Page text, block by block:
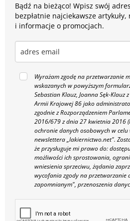
Bądź na bieżąco! Wpisz swój
bezpłatnie najciekawsze
i informacje o promocjach.
Wyrażam zgodę na przetwarzanie
wskazanych w powyższym
Sebastian Klauz, Joanna Sęk-Klauz
Armii Krajowej 86 jako
zgodnie z Rozporządzeniem
2016/679 z dnia 27 kwietnia 2016
ochronie danych osobowych w
newslettera „lakiernictwo.net".
że przysługuje mi prawo do:
możliwości ich sprostowania,
wniesienia sprzeciwu, żądania
wycofania zgody na przetwarzanie
zapomnianym", przenoszenia